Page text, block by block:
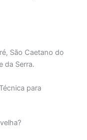
São Caetano do
da Serra.
para